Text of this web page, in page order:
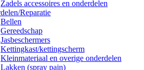
Zadels accessoires en onderdelen
Reparatie
Bellen
Gereedschap
Jasbeschermers
Kettingkast/kettingscherm
Kleinmateriaal en overige onderdelen
Lakken (spray pain)